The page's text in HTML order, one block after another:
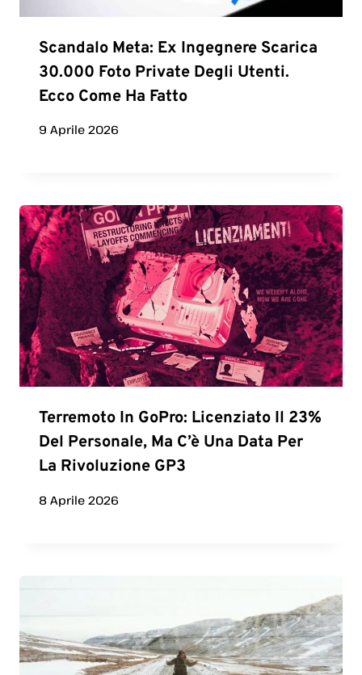
Scandalo Meta: Ex Ingegnere Scarica
30.000 Foto Private Degli Utenti.
Ecco Come Ha Fatto
9 Aprile 2026
Terremoto In GoPro: Licenziato Il 23%
Del Personale, Ma C’è Una Data Per
La Rivoluzione GP3
8 Aprile 2026